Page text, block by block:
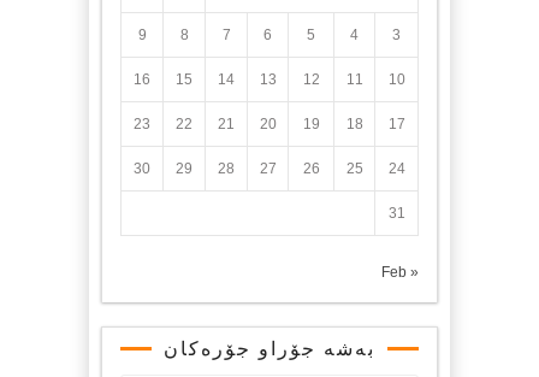
3
4
5
6
7
8
9
10
11
12
13
14
15
16
17
18
19
20
21
22
23
24
25
26
27
28
29
30
31
« Feb
بەشە جۆراو جۆرەکان